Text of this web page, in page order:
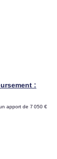
Nos
:
apport de 7 050 €